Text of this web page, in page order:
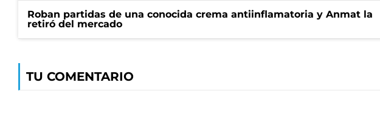
Roban partidas de una conocida crema antiinflamatoria y Anmat la
retiró del mercado
TU COMENTARIO